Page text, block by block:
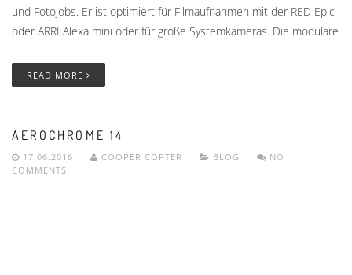
und Fotojobs. Er ist optimiert für Filmaufnahmen mit der RED Epic
oder ARRI Alexa mini oder für große Systemkameras. Die modulare
READ MORE
AEROCHROME 14
17.06.2016 COOPER COPTER BLOG
NO
COMMENTS